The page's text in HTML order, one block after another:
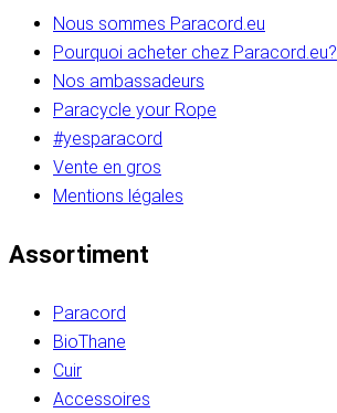
Nous sommes Paracord.eu
Pourquoi acheter chez Paracord.eu?
Nos ambassadeurs
Paracycle your Rope
#yesparacord
Vente en gros
Mentions légales
Assortiment
Paracord
BioThane
Cuir
Accessoires